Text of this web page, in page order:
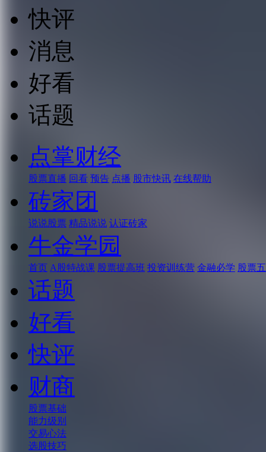
快评
消息
好看
话题
点掌财经
股票直播 回看 预告 点播 股市快讯 在线帮助
砖家团
说说股票 精品说说 认证砖家
牛金学园
首页 A股特战课 股票提高班 投资训练营 金融必学 股票
话题
好看
快评
财商
股票基础
能力级别
交易心法
选股技巧